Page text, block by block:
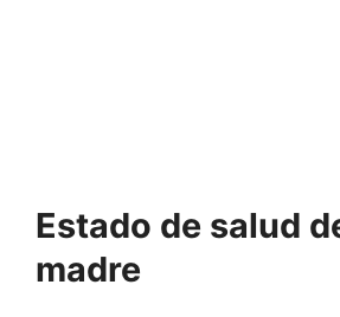
Estado de salud
madre